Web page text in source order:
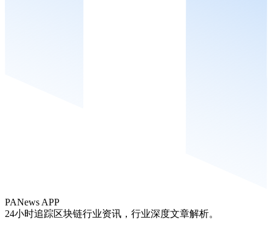
PANews APP
24小时追踪区块链行业资讯，行业深度文章解析。